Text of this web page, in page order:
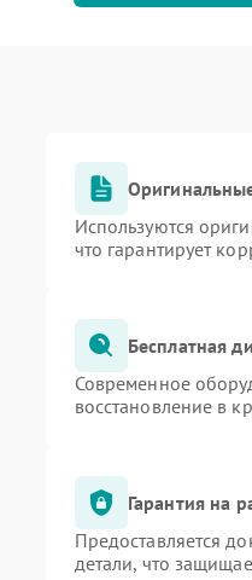
Используются
что гарантирует
Бесплатная
Современное
восстановление в
Гарантия на
Предоставляется
детали, что